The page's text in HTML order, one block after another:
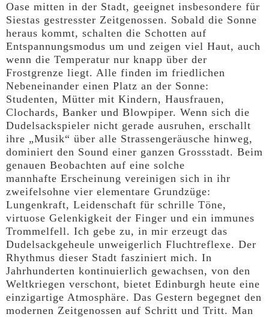
Oase mitten in der Stadt, geeignet insbesondere für
Siestas gestresster Zeitgenossen. Sobald die Sonne
heraus kommt, schalten die Schotten auf
Entspannungsmodus um und zeigen viel Haut, auch
wenn die Temperatur nur knapp über der
Frostgrenze liegt. Alle finden im friedlichen
Nebeneinander einen Platz an der Sonne:
Studenten, Mütter mit Kindern, Hausfrauen,
Clochards, Banker und Blowpiper. Wenn sich die
Dudelsackspieler nicht gerade ausruhen, erschallt
ihre „Musik“ über alle Strassengeräusche hinweg,
dominiert den Sound einer ganzen Grossstadt. Beim
genauen Beobachten auf eine solche
mannhafte Erscheinung vereinigen sich in ihr
zweifelsohne vier elementare Grundzüge:
Lungenkraft, Leidenschaft für schrille Töne,
virtuose Gelenkigkeit der Finger und ein immunes
Trommelfell. Ich gebe zu, in mir erzeugt das
Dudelsackgeheule unweigerlich Fluchtreflexe. Der
Rhythmus dieser Stadt fasziniert mich. In
Jahrhunderten kontinuierlich gewachsen, von den
Weltkriegen verschont, bietet Edinburgh heute eine
einzigartige Atmosphäre. Das Gestern begegnet den
modernen Zeitgenossen auf Schritt und Tritt. Man